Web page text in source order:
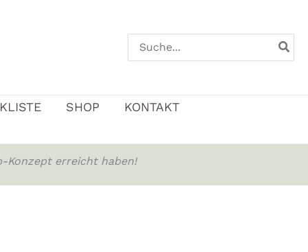
Search
for:
SHOP KONTAKT
Konzept erreicht haben!